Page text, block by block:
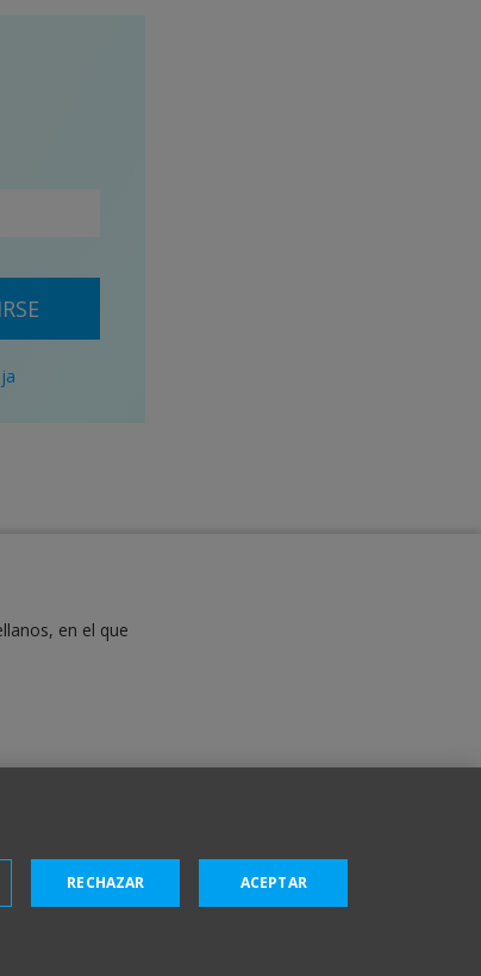
en el que
RECHAZAR ACEPTAR